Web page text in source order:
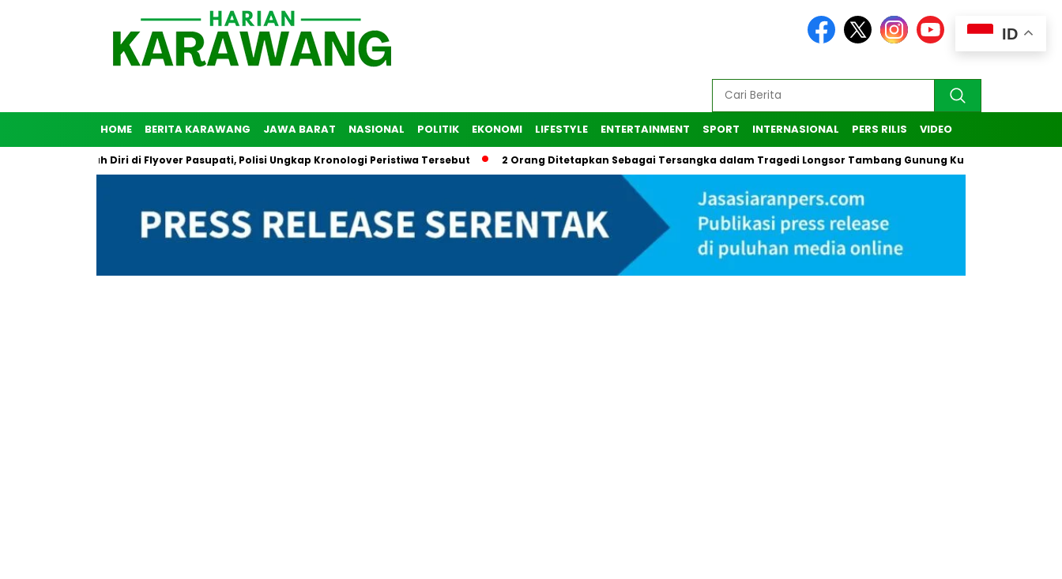
HOME BERITA KARAWANG JAWA BARAT NASIONAL POLITIK EKONOMI LIFESTYLE ENTERTAINMENT SPORT INTERNASIONAL PERS RILIS VIDEO
Coba Bunuh Diri di Flyover Pasupati, Polisi Ungkap Kronologi Peristiwa Tersebut 2 Orang Ditetapkan Sebagai Tersangka dalam Tragedi Longsor Tambang Gunung Kuda di Cirebon
ID